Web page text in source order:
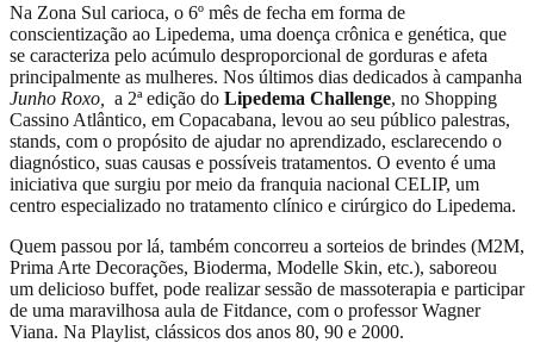
Na Zona Sul carioca, o 6º mês de fecha em forma de
conscientização ao Lipedema, uma doença crônica e genética, que
se caracteriza pelo acúmulo desproporcional de gorduras e afeta
principalmente as mulheres. Nos últimos dias dedicados à campanha
Junho Roxo,
a 2ª edição do Lipedema Challenge, no Shopping
Cassino Atlântico, em Copacabana, levou ao seu público palestras,
stands, com o propósito de ajudar no aprendizado, esclarecendo o
diagnóstico, suas causas e possíveis tratamentos. O evento é uma
iniciativa que surgiu por meio da franquia nacional CELIP, um
centro especializado no tratamento clínico e cirúrgico do Lipedema.
Quem passou por lá, também concorreu a sorteios de brindes (M2M,
Prima Arte Decorações, Bioderma, Modelle Skin, etc.), saboreou
um delicioso buffet, pode realizar sessão de massoterapia e participar
de uma maravilhosa aula de Fitdance, com o professor Wagner
Viana. Na Playlist, clássicos dos anos 80, 90 e 2000.